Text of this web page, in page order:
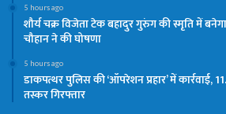
5 hours ago
शौर्य चक्र विजेता टेक बहादुर गुरुंग की स्मृति में
चौहान ने की घोषणा
5 hours ago
डाकपत्थर पुलिस की ‘ऑपरेशन प्रहार’ में कार्रवाई,
तस्कर गिरफ्तार